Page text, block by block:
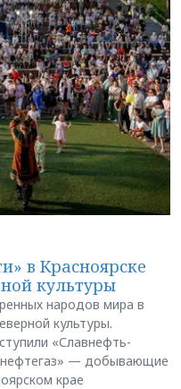
в Красноярске
культуры
народов мира в
культуры.
«Славнефть-
— добывающие
крае